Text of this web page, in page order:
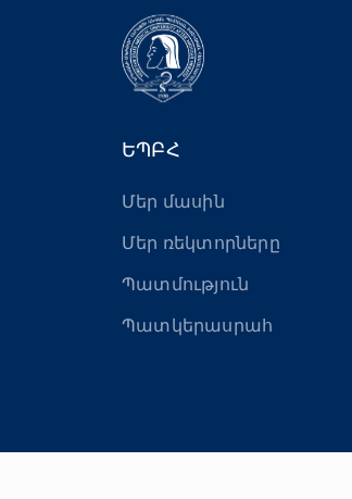
ԵՊԲՀ
Մեր մասին
Մեր ռեկտորները
Պատմություն
Պատկերասրահ